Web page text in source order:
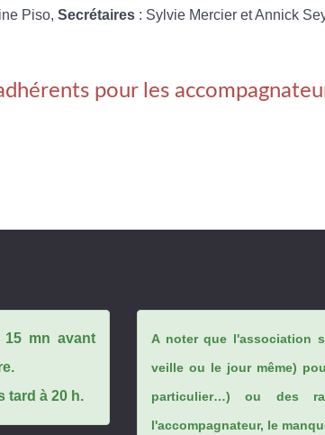
Piso, Secrétaires : Sylvie Mercier et Annick
pour les
mn avant
tard à 20 h.
A noter que l'association
veille ou le jour même)
particulier…) ou des
l'accompagnateur, le